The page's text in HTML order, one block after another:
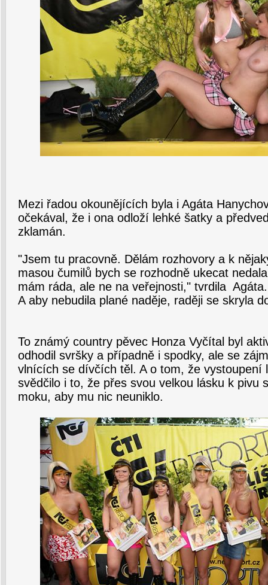
Mezi řadou okounějících byla i Agáta
očekával, že i ona odloží lehké šatky a
zklamán.
"Jsem tu pracovně. Dělám rozhovory a k
masou čumilů bych se rozhodně ukecat
mám ráda, ale ne na veřejnosti," tvrdila Agáta.
A aby nebudila plané naděje, raději se skryla
To známý country pěvec Honza Vyčítal byl
odhodil svršky a případně i spodky, ale se
vlnících se dívčích těl. A o tom, že vystoupení
svědčilo i to, že přes svou velkou lásku k pivu
moku, aby mu nic neuniklo.